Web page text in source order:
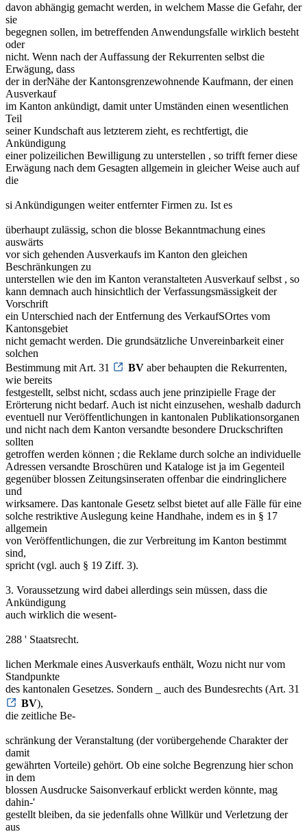
davon abhängig gemacht werden, in welchem Masse die Gefahr, der
sie
begegnen sollen, im betreffenden Anwendungsfalle wirklich besteht
oder
nicht. Wenn nach der Auffassung der Rekurrenten selbst die
Erwägung, dass
der in derNähe der Kantonsgrenzewohnende Kaufmann, der einen
Ausverkauf
im Kanton ankündigt, damit unter Umständen einen wesentlichen
Teil
seiner Kundschaft aus letzterem zieht, es rechtfertigt, die
Ankündigung
einer polizeilichen Bewilligung zu unterstellen , so trifft ferner diese
Erwägung nach dem Gesagten allgemein in gleicher Weise auch auf
die
si Ankündigungen weiter entfernter Firmen zu. Ist es
überhaupt zulässig, schon die blosse Bekanntmachung eines
auswärts
vor sich gehenden Ausverkaufs im Kanton den gleichen
Beschränkungen zu
unterstellen wie den im Kanton veranstalteten Ausverkauf selbst , so
kann demnach auch hinsichtlich der Verfassungsmässigkeit der
Vorschrift
ein Unterschied nach der Entfernung des VerkaufSOrtes vom
Kantonsgebiet
nicht gemacht werden. Die grundsätzliche Unvereinbarkeit einer
solchen
Bestimmung mit Art. 31
BV aber behaupten die Rekurrenten,
wie bereits
festgestellt, selbst nicht, scdass auch jene prinzipielle Frage der
Erörterung nicht bedarf. Auch ist nicht einzusehen, weshalb dadurch
eventuell nur Veröffentlichungen in kantonalen Publikationsorganen
und nicht nach dem Kanton versandte besondere Druckschriften
sollten
getroffen werden können ; die Reklame durch solche an individuelle
Adressen versandte Broschüren und Kataloge ist ja im Gegenteil
gegenüber blossen Zeitungsinseraten offenbar die eindringlichere
und
wirksamere. Das kantonale Gesetz selbst bietet auf alle Fälle für eine
solche restriktive Auslegung keine Handhahe, indem es in § 17
allgemein
von Veröffentlichungen, die zur Verbreitung im Kanton bestimmt
sind,
spricht (vgl. auch § 19 Ziff. 3).
3. Voraussetzung wird dabei allerdings sein müssen, dass die
Ankündigung
auch wirklich die wesent-
288 ' Staatsrecht.
lichen Merkmale eines Ausverkaufs enthält, Wozu nicht nur vom
Standpunkte
des kantonalen Gesetzes. Sondern _ auch des Bundesrechts (Art. 31
BV),
die zeitliche Be-
schränkung der Veranstaltung (der vorübergehende Charakter der
damit
gewährten Vorteile) gehört. Ob eine solche Begrenzung hier schon
in dem
blossen Ausdrucke Saisonverkauf erblickt werden könnte, mag
dahin-'
gestellt bleiben, da sie jedenfalls ohne Willkür und Verletzung der
aus